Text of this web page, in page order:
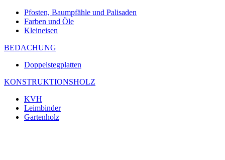
Pfosten, Baumpfähle und Palisaden
Farben und Öle
Kleineisen
BEDACHUNG
Doppelstegplatten
KONSTRUKTIONSHOLZ
KVH
Leimbinder
Gartenholz